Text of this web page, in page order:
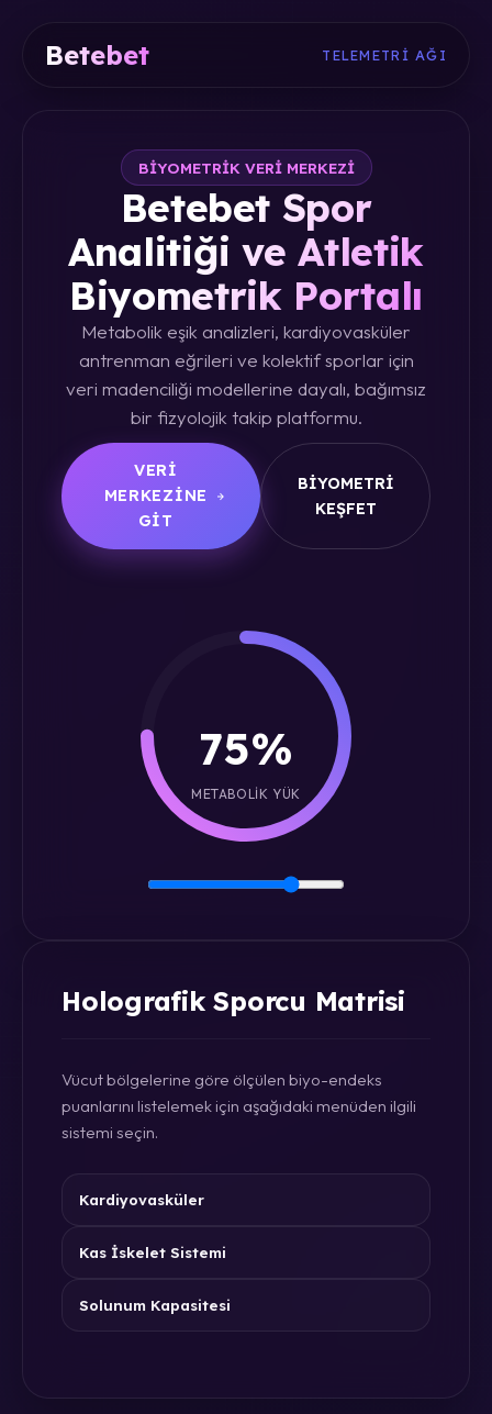
Betebet TELEMETRI AĞI
BIYOMETRIK VERI MERKEZI
Betebet Spor
Analitiği ve Atletik
Biyometrik Portalı
Metabolik eşik analizleri, kardiyovasküler
antrenman eğrileri ve kolektif sporlar için
veri madenciliği modellerine dayalı, bağımsız
bir fizyolojik takip platformu.
VERI
MERKEZINE
GIT
BIYOMETRI
KEŞFET
75%
METABOLIK YÜK
Holografik Sporcu Matrisi
Vücut bölgelerine göre ölçülen biyo-endeks
puanlarını listelemek için aşağıdaki menüden ilgili
sistemi seçin.
Kardiyovasküler
Kas İskelet Sistemi
Solunum Kapasitesi